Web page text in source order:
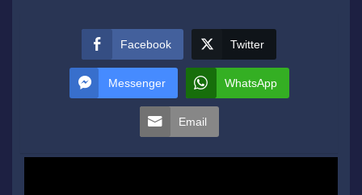
Facebook Twitter
Messenger WhatsApp
Email